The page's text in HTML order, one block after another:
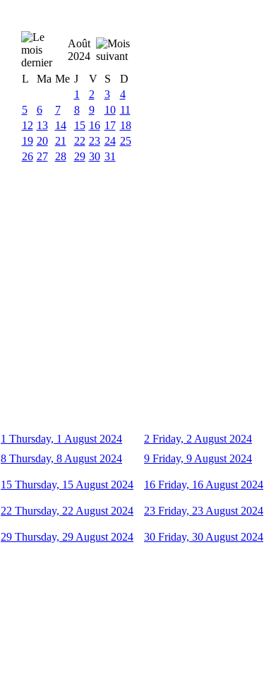
Août
2024
L
Ma Me J V S
D
1
2 3
4
5
6 7 8 9 10 11
12 13 14 15 16 17 18
19 20 21 22 23 24 25
26 27 28 29 30 31
1 Thursday, 1 August 2024 2 Friday, 2 August 2024
8 Thursday, 8 August 2024 9 Friday, 9 August 2024
15 Thursday, 15 August 2024 16 Friday, 16 August 2024
22 Thursday, 22 August 2024 23 Friday, 23 August 2024
29 Thursday, 29 August 2024 30 Friday, 30 August 2024